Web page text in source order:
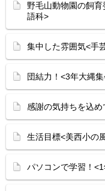
野毛山動物園の飼
語科>
集中した雰囲気<手
団結力！<3年大縄
感謝の気持ちを込
生活目標<美西小の
パソコンで学習！